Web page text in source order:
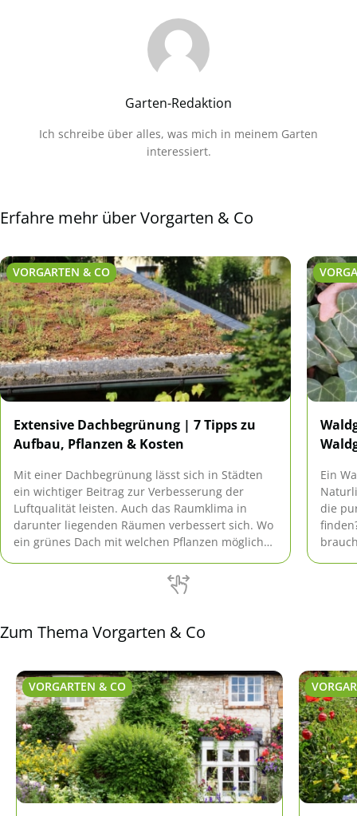
Garten-Redaktion
Ich schreibe über alles, was mich in meinem Garten
interessiert.
Erfahre mehr über Vorgarten & Co
VORGARTEN & CO
Extensive Dachbegrünung | 7 Tipps zu
Aufbau, Pflanzen & Kosten
Mit einer Dachbegrünung lässt sich in Städten
ein wichtiger Beitrag zur Verbesserung der
Luftqualität leisten. Auch das Raumklima in
darunter liegenden Räumen verbessert sich. Wo
ein grünes Dach mit welchen Pflanzen möglich
Ein
die
Zum Thema Vorgarten & Co
VORGARTEN & CO